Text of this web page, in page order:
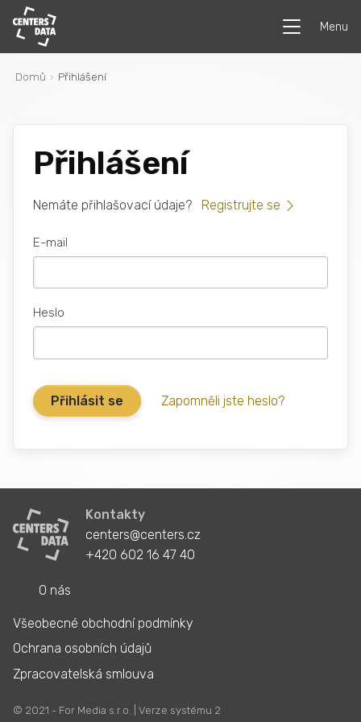
Menu
Domů Přihlášení
Přihlášení
Nemáte přihlašovací údaje? Registrujte se
E-mail
Heslo
Zapomněli jste heslo?
Kontakty
centers@centers.cz
+420 602 16 47 40
O nás
Všeobecné obchodní podmínky
Ochrana osobních údajů
Zpracovatelská smlouva
© 2021 - For Media s.r.o. | Verze systému 2